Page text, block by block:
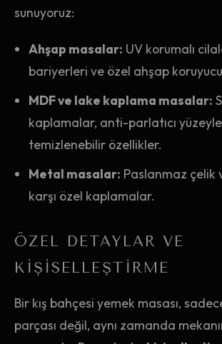
sunuyoruz:
Ahşap masalar: UV korumalı
bariyerleri ve özel ahşap
MDF ve lake kaplama masalar:
kaplamalar, anti-parlatıcı
temizlenebilir özellikler.
Metal masalar: Paslanmaz çelik
karşı özel kaplamalar.
ÖZEL DETAYLAR VE
KIŞISELLEŞTIRME
Bir kış bahçesi yemek masası,
parçası değil, aynı zamanda